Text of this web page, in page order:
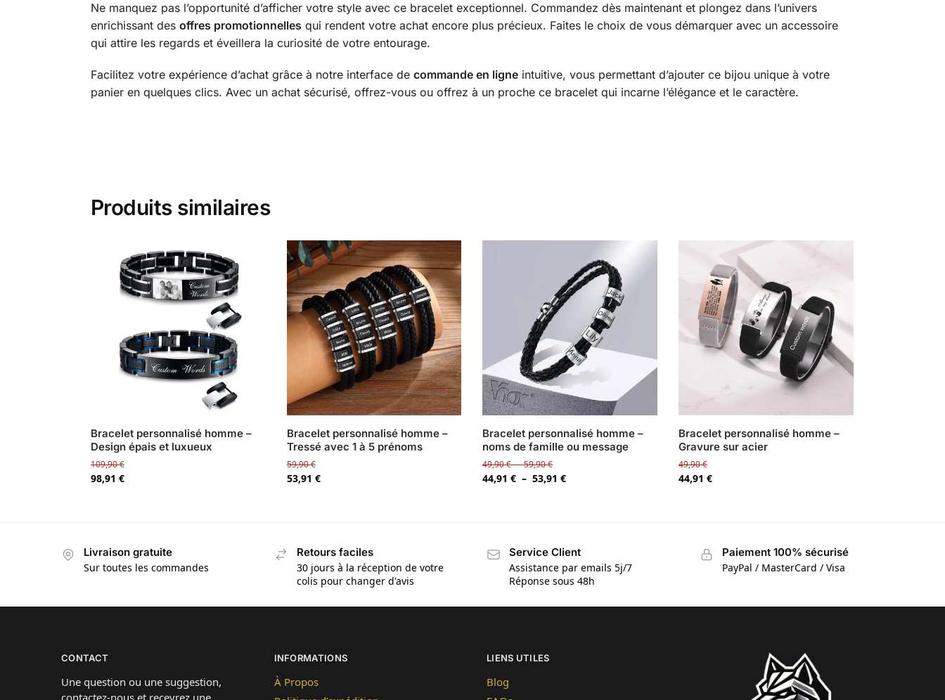
Ne manquez pas l’opportunité d’afficher votre style avec ce bracelet exceptionnel. Commandez dès maintenant et plongez dans l’univers
enrichissant des offres promotionnelles qui rendent votre achat encore plus précieux. Faites le choix de vous démarquer avec un accessoire
qui attire les regards et éveillera la curiosité de votre entourage.
Facilitez votre expérience d’achat grâce à notre interface de commande en ligneintuitive, vous permettant d’ajouter ce bijou unique à votre
panier en quelques clics. Avec un achat sécurisé, offrez-vous ou offrez à un proche ce bracelet qui incarne l’élégance et le caractère.
Produits similaires
Bracelet personnalisé homme –
Design épais et luxueux
109,90€
98,91 €
Bracelet personnalisé homme –
Tressé avec 1 à 5 prénoms
59,90€
53,91 €
Bracelet personnalisé homme –
noms de famille ou message
49,90€–59,90€
44,91€ – 53,91€
Bracelet personnalisé homme –
Gravure sur acier
49,90€
44,91€
Livraison gratuite
Sur toutes les commandes
Retours faciles
30 jours à la réception de votre
colis pour changer d'avis
Service Client
Assistance par emails 5j/7
Réponse sous 48h
Paiement 100% sécurisé
PayPal / MasterCard / Visa
CONTACT
Une question ou une suggestion,
contactez-nous et recevrez une
INFORMATIONS
À Propos
LIENS UTILES
Blog